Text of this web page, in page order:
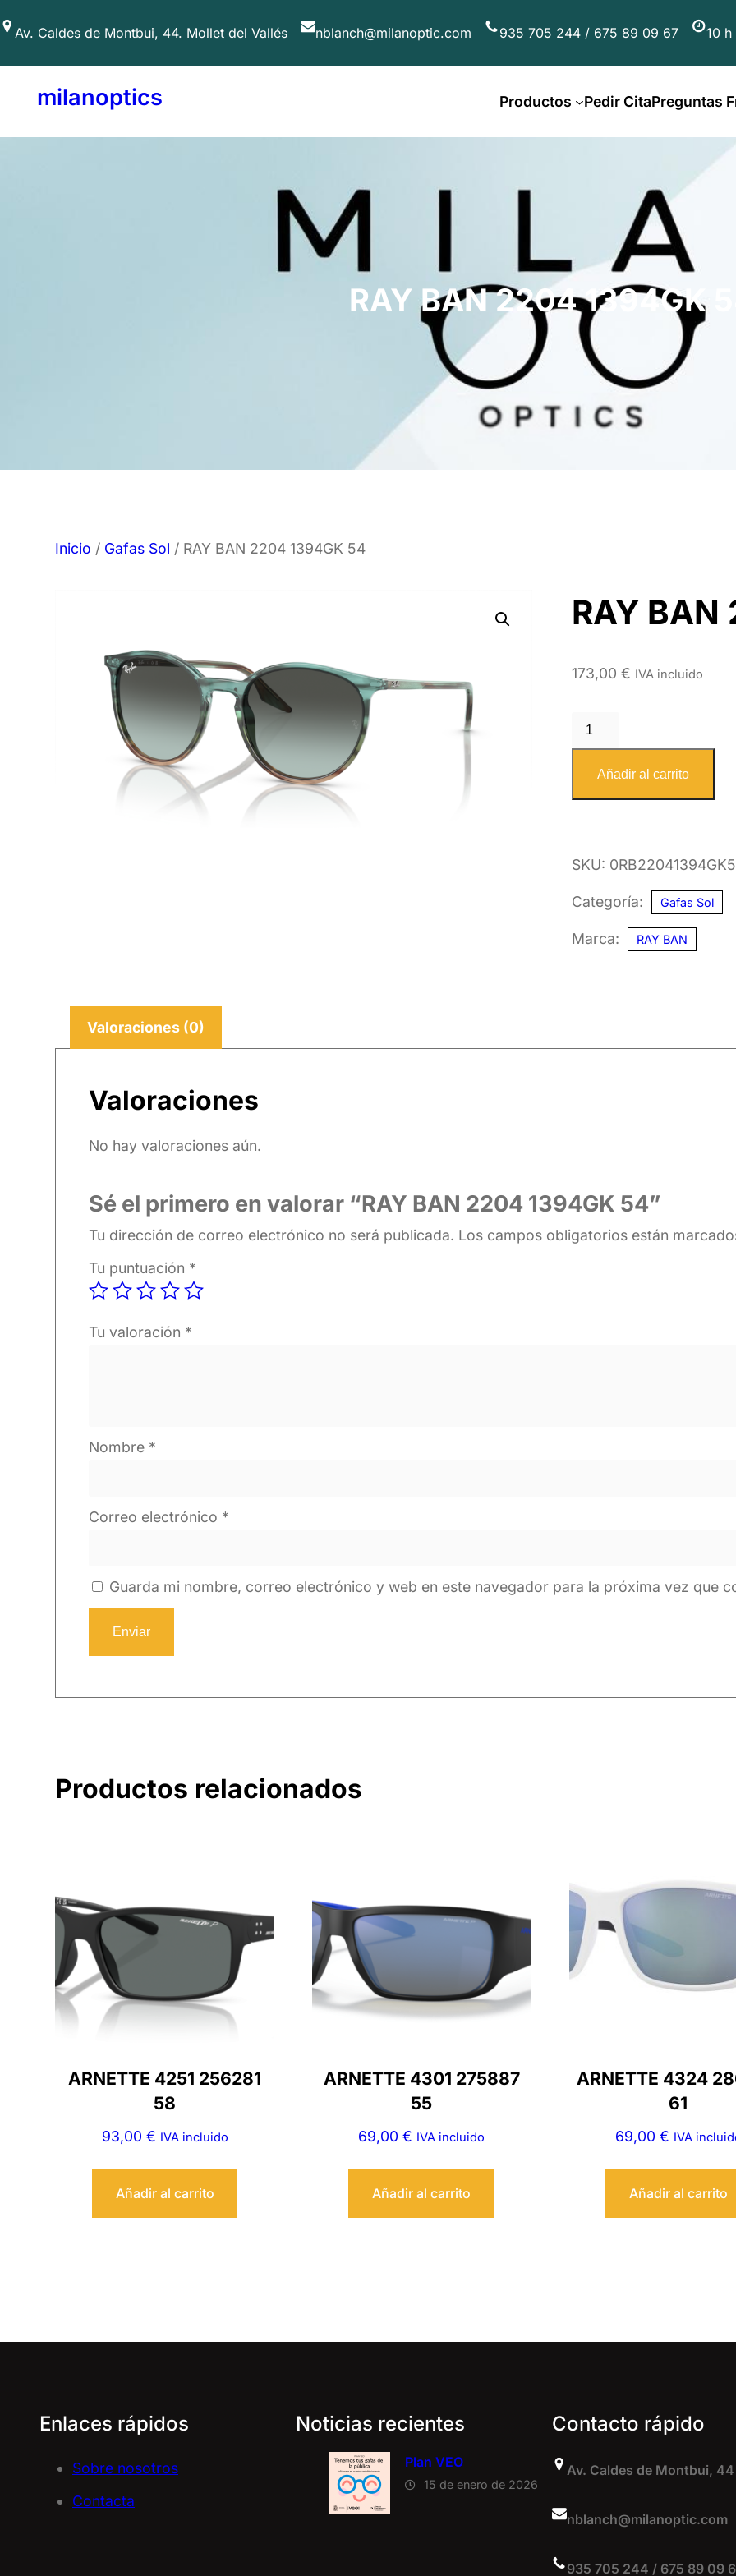
al Av. Caldes de Montbui, 44. Mollet del Vallés nblanch@milanoptic.com 935 705 244 / 675 89 09 67 10
milanoptics Productos Pedir CitaPreguntas
RAY BAN 2204 1394GK
Inicio / Gafas Sol / RAY BAN 2204 1394GK 54
RAY
173,00€ IVA incluido
RAY
BAN
2204
1394GK
Añadir al carrito
SKU:
Categoría: Gafas Sol
Marca: RAY BAN
Valoraciones (0)
Valoraciones
No hay valoraciones aún.
Sé el primero en valorar “RAY BAN 2204 1394GK 54”
Tu dirección de correo electrónico no será publicada. Los campos obligatorios están
Tu puntuación *
Tu valoración *
Nombre *
Correo electrónico *
Guarda mi nombre, correo electrónico y web en este navegador para la próxima vez que
Productos relacionados
ARNETTE 4251 256281
58
93,00 € IVA incluido
Añadir al carrito
ARNETTE 4301 275887
55
69,00€ IVA incluido
Añadir al carrito
ARNETTE 4324
61
69,00 € IVA
Añadir al carrito
Enlaces rápidos
Sobre nosotros
Contacta
Noticias recientes
Plan VEO
15 de enero de 2026
Contacto rápido
Av. Caldes de Montbui, 44
nblanch@milanoptic.com
935 705 244 / 675 89 09